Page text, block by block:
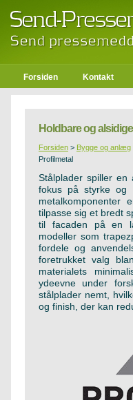
Forsiden Kontakt
Holdbare og
Forsiden > Bygge og anlæg
Profilmetal
Stålplader spiller
fokus på styrke og
tilpasse sig et bredt
til facaden på en
modeller som
fordele og
foretrukket valg
materialets
ydeevne under
stålplader nemt,
og finish, der kan